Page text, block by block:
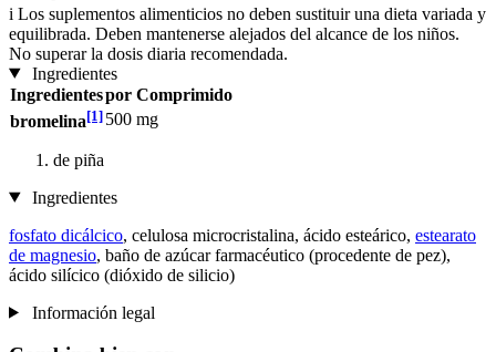
i Los suplementos alimenticios no deben sustituir una dieta variada y
equilibrada. Deben mantenerse alejados del alcance de los niños.
No superar la dosis diaria recomendada.
Ingredientes
Ingredientespor Comprimido
bromelina[1] 500 mg
de piña
Ingredientes
fosfato dicálcico, celulosa microcristalina, ácido esteárico, estearato
de magnesio, baño de azúcar farmacéutico (procedente de pez),
ácido silícico (dióxido de silicio)
Información legal